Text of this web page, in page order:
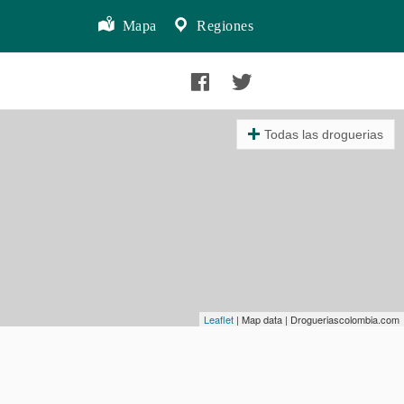
Regiones
Mapa
Todas las droguerias
Leaflet | Map data | Drogueriascolombia.com